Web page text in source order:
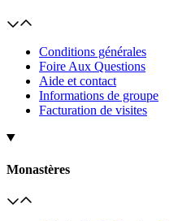
Conditions générales
Foire Aux Questions
Aide et contact
Informations de groupe
Facturation de visites
Monastères